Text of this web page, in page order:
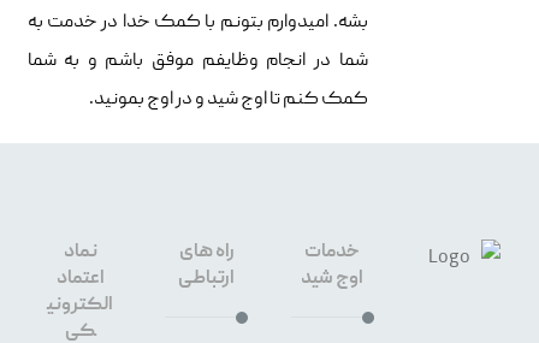
بشه. امیدوارم بتونم با کمک خدا در خدمت به
شما در انجام وظایفم موفق باشم و به شما
کمک کنم تا اوج شید و در اوج بمونید.
خدمات
اوج شید
راه های
ارتباطی
نماد
اعتماد
الکترونی
کی